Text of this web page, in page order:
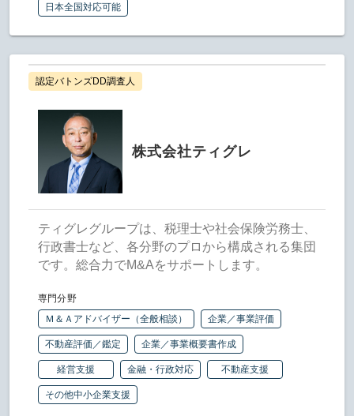
日本全国対応可能
認定バトンズDD調査人
株式会社ティグレ
ティグレグループは、税理士や社会保険労務士、
行政書士など、各分野のプロから構成される集団
です。総合力でM&Aをサポートします。
専門分野
Ｍ＆Ａアドバイザー（全般相談）
企業／事業評価
不動産評価／鑑定 企業／事業概要書作成
経営支援 金融・行政対応 不動産支援
その他中小企業支援